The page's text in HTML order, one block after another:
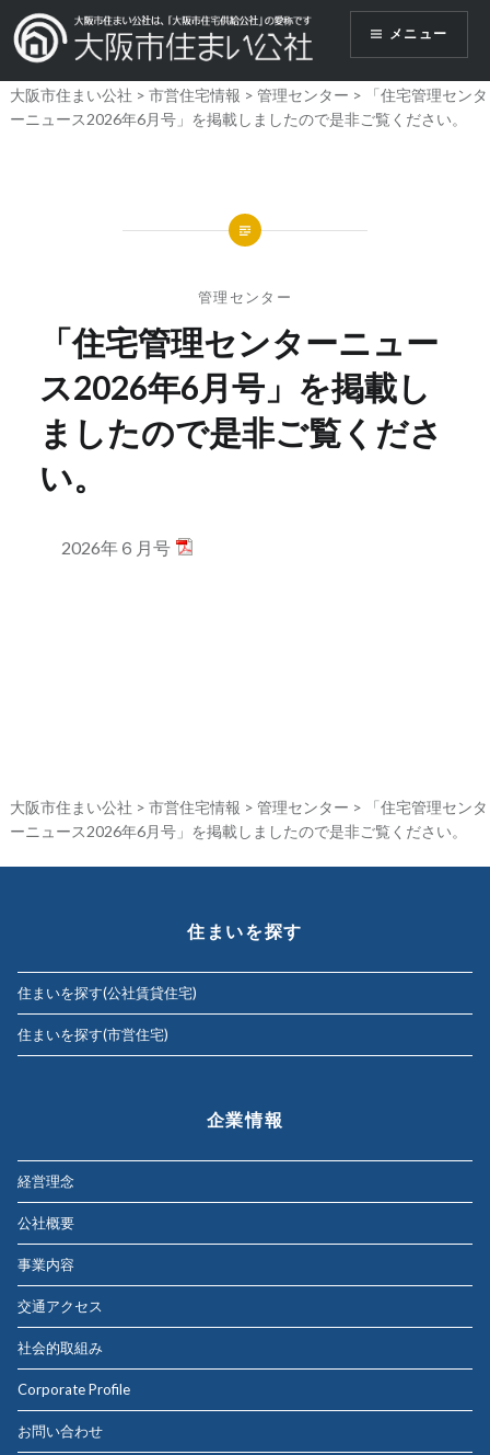
ン
ン
ツ
メニュー
大阪市住まい公社 > 市営住宅情報 > 管理センター >
「住宅管理センタ
ーニュース2026年6月号」を掲載しましたので是非ご覧ください。
管理センター
「住宅管理センターニュー
ス2026年6月号」を掲載し
ましたので是非ご覧くださ
い。
2026年６月号
大阪市住まい公社 > 市営住宅情報 > 管理センター >
「住宅管理センタ
ーニュース2026年6月号」を掲載しましたので是非ご覧ください。
住まいを探す
住まいを探す(公社賃貸住宅)
住まいを探す(市営住宅)
企業情報
経営理念
公社概要
事業内容
交通アクセス
社会的取組み
Corporate Profile
お問い合わせ